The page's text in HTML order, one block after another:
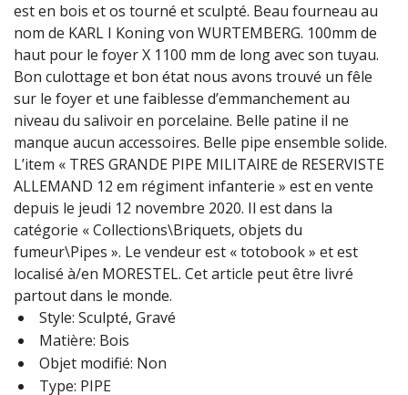
est en bois et os tourné et sculpté. Beau fourneau au
nom de KARL I Koning von WURTEMBERG. 100mm de
haut pour le foyer X 1100 mm de long avec son tuyau.
Bon culottage et bon état nous avons trouvé un fêle
sur le foyer et une faiblesse d’emmanchement au
niveau du salivoir en porcelaine. Belle patine il ne
manque aucun accessoires. Belle pipe ensemble solide.
L’item « TRES GRANDE PIPE MILITAIRE de RESERVISTE
ALLEMAND 12 em régiment infanterie » est en vente
depuis le jeudi 12 novembre 2020. Il est dans la
catégorie « Collections\Briquets, objets du
fumeur\Pipes ». Le vendeur est « totobook » et est
localisé à/en MORESTEL. Cet article peut être livré
partout dans le monde.
Style: Sculpté, Gravé
Matière: Bois
Objet modifié: Non
Type: PIPE